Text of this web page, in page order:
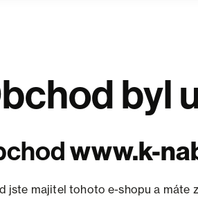
byl
www.k-
jste majitel tohoto e-shopu a máte